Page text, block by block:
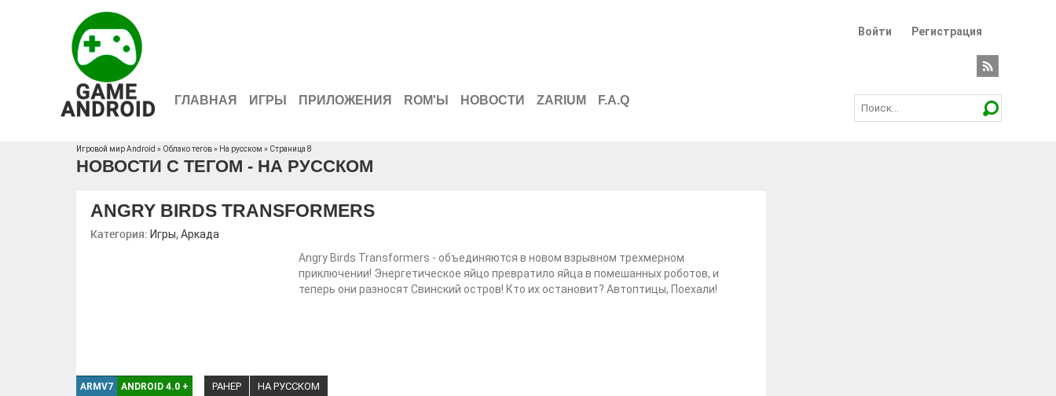
Войти Регистрация
ГЛАВНАЯ ИГРЫ ПРИЛОЖЕНИЯ ROM'Ы НОВОСТИ ZARIUM F.A.Q
Игровой мир Android » Облако тегов» На русском » Страница 8
НОВОСТИ С ТЕГОМ - НА РУССКОМ
ANGRY BIRDS TRANSFORMERS
Категория: Игры,Аркада
Angry Birds Transformers - объединяются в новом взрывном трехмерном
приключении! Энергетическое яйцо превратило яйца в помешанных роботов, и
теперь они разносят Свинский остров! Кто их остановит? Автоптицы, Поехали!
ARMV7 ANDROID 4.0 + РАНЕР НА РУССКОМ